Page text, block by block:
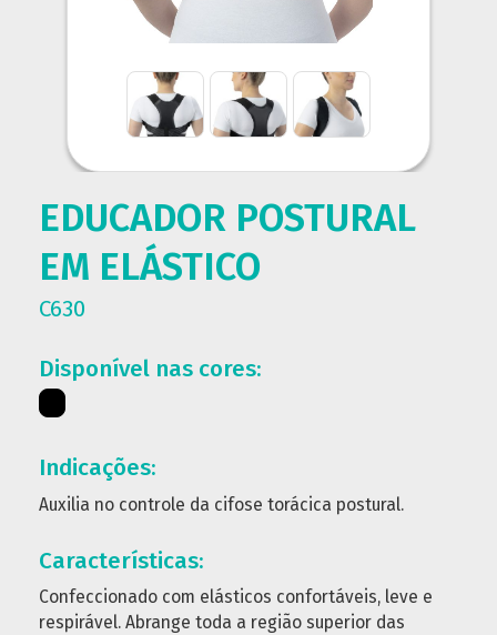
EDUCADOR POSTURAL
EM ELÁSTICO
C630
Disponível nas cores:
Indicações:
Auxilia no controle da cifose torácica postural.
Características:
Confeccionado com elásticos confortáveis, leve e
respirável. Abrange toda a região superior das